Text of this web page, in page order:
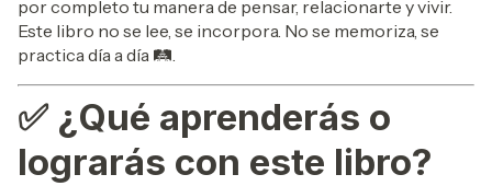
por completo tu manera de pensar, relacionarte y vivir.
Este libro no se lee, se incorpora. No se memoriza, se
practica día a día 🛤️.
✅ ¿Qué aprenderás o
lograrás con este libro?